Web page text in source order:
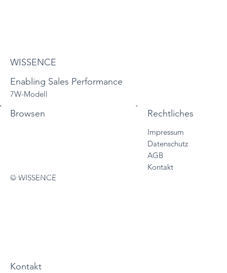
© WISSENCE
WISSENCE
Enabling Sales Performance
7W-Modell
Browsen
Sales Trainings
Rechtliches
Impressum
Datenschutz
AGB
Kontakt
Kontakt